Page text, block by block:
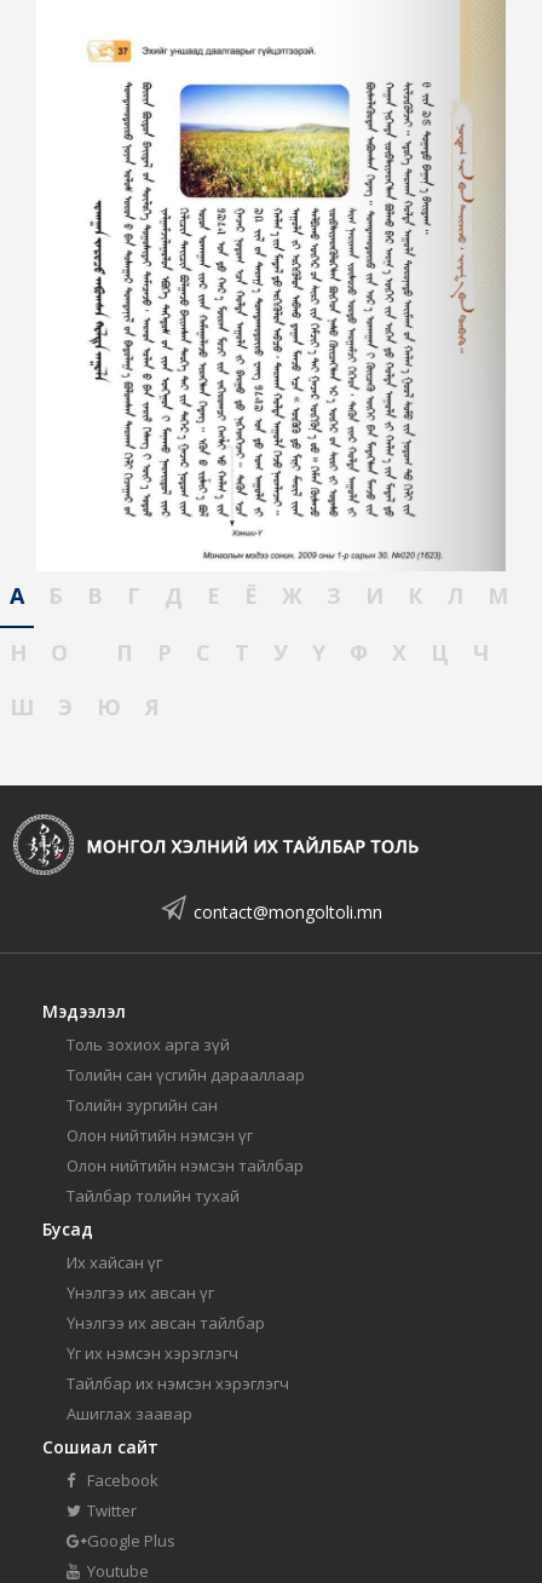
А Б В Г Д Е Ё Ж З И К Л
М
Н
О П Р С Т У Ү Ф Х Ц
Ч
Ш
Э Ю Я
contact@mongoltoli.mn
Мэдээлэл
Толь зохиох арга зүй
Толийн сан үсгийн дарааллаар
Толийн зургийн сан
Олон нийтийн нэмсэн үг
Олон нийтийн нэмсэн тайлбар
Тайлбар толийн тухай
Бусад
Их хайсан үг
Үнэлгээ их авсан үг
Үнэлгээ их авсан тайлбар
Үг их нэмсэн хэрэглэгч
Тайлбар их нэмсэн хэрэглэгч
Ашиглах заавар
Сошиал сайт
Facebook
Twitter
Google Plus
Youtube